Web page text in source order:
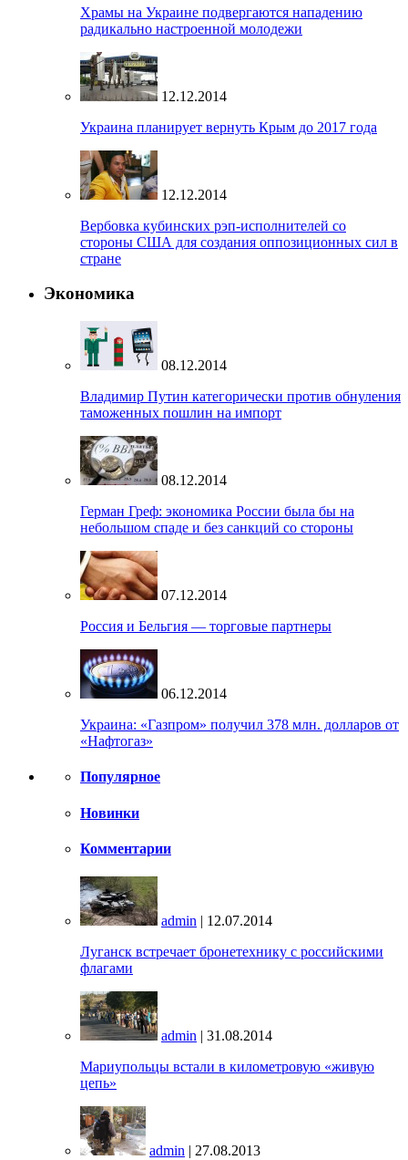
Храмы на Украине подвергаются нападению
радикально настроенной молодежи
12.12.2014
Украина планирует вернуть Крым до 2017 года
12.12.2014
Вербовка кубинских рэп-исполнителей со
стороны США для создания оппозиционных сил в
стране
Экономика
08.12.2014
Владимир Путин категорически против обнуления
таможенных пошлин на импорт
08.12.2014
Герман Греф: экономика России была бы на
небольшом спаде и без санкций со стороны
07.12.2014
Россия и Бельгия — торговые партнеры
06.12.2014
Украина: «Газпром» получил 378 млн. долларов от
«Нафтогаз»
Популярное
Новинки
Комментарии
admin | 12.07.2014
Луганск встречает бронетехнику с российскими
флагами
admin | 31.08.2014
Мариупольцы встали в километровую «живую
цепь»
admin | 27.08.2013